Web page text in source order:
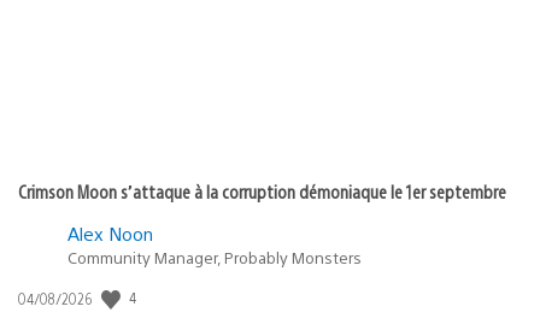
Crimson Moon s’attaque à la corruption démoniaque le 1er septembre
Alex Noon
Community Manager, Probably Monsters
Date
04/08/2026 4